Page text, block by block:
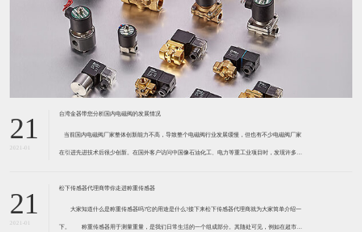
21
2021-01
台湾金器带您分析国内电磁阀的发展情况
​ 当前国内电磁阀厂家整体创新能力不高，导致整个电磁阀行业发展缓慢，但也有不少电磁阀厂家
在引进先进技术后很少创新。在国外客户访问中国像石油化工、电力等重工业项目时，发现许多项
21
2021-01
松下传感器代理商带你走进称重传感器
大家知道什么是称重传感器吗?它的用途是什么?接下来松下传感器代理商就为大家简单介绍一
下。 称重传感器用于测量重量，是我们日常生活的一个组成部分。其随处可见，例如在超市柜